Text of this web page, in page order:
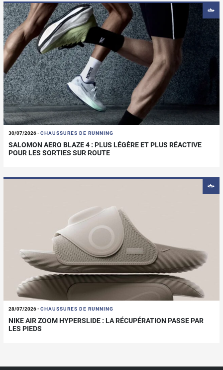
30/07/2026-CHAUSSURES DE RUNNING
SALOMON AERO BLAZE 4 : PLUS LÉGÈRE ET PLUS RÉACTIVE
POUR LES SORTIES SUR ROUTE
28/07/2026-CHAUSSURES DE RUNNING
NIKE AIR ZOOM HYPERSLIDE : LA RÉCUPÉRATION PASSE PAR
LES PIEDS